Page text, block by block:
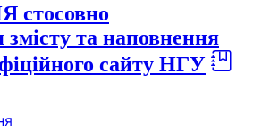
змісту та наповнення
сайту НГУ